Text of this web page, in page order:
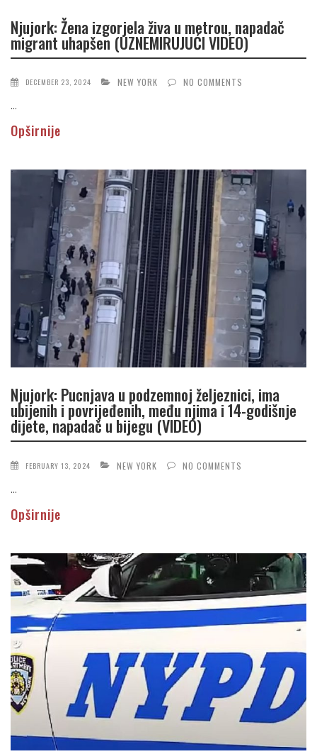
Njujork: Žena izgorjela živa u metrou, napadač
migrant uhapšen (UZNEMIRUJUĆI VIDEO)
DECEMBER 23, 2024 NEW YORK NO COMMENTS
...
Opširnije
Njujork: Pucnjava u podzemnoj željeznici, ima
ubijenih i povrijeđenih, među njima i 14-godišnje
dijete, napadač u bijegu (VIDEO)
FEBRUARY 13, 2024 NEW YORK NO COMMENTS
...
Opširnije